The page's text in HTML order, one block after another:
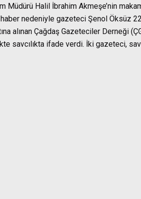
Müdürü Halil İbrahim Akmeşe’nin
haber nedeniyle gazeteci Şenol Öksüz
alınan Çağdaş Gazeteciler Derneği
savcılıkta ifade verdi. İki gazeteci,